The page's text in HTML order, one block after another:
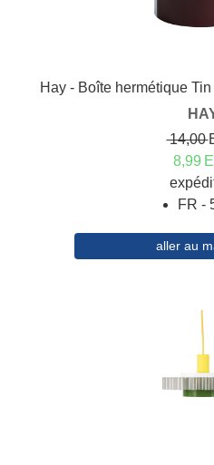
Hay - Boîte hermétique
14,00
8,99
FR -
aller au